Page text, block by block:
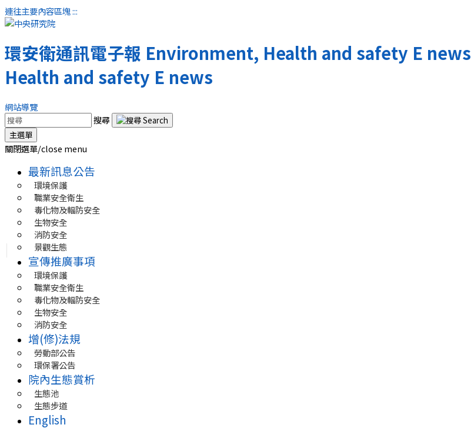
連往主要內容區塊:::
環安衛通訊電子報 Environment, Health and safety E news
Health and safety E news
網站導覽
搜尋
主選單
關閉選單/close menu
最新訊息公告
環境保護
職業安全衛生
毒化物及輻防安全
生物安全
消防安全
景觀生態
宣傳推廣事項
環境保護
職業安全衛生
毒化物及輻防安全
生物安全
消防安全
增(修)法規
勞動部公告
環保署公告
院內生態賞析
生態池
生態步道
English